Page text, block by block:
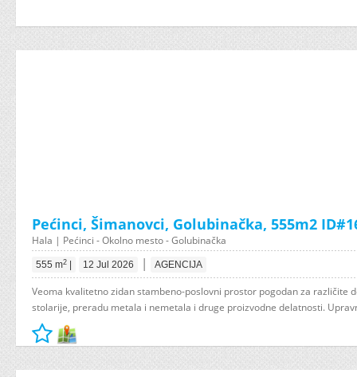
Pećinci, Šimanovci, Golubinačka, 555m2
Hala | Pećinci - Okolno mesto - Golubinačka
555 m2 12 Jul 2026 | AGENCIJA
Veoma kvalitetno zidan stambeno-poslovni prostor pogodan za različite
stolarije, preradu metala i nemetala i druge proizvodne delatnosti.